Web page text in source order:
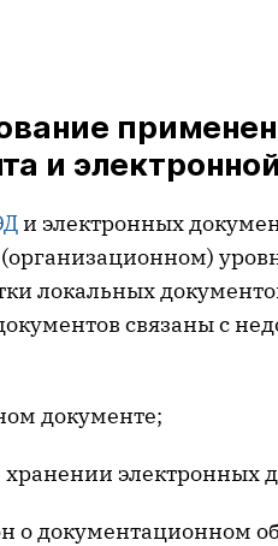
и
и электронных
локальных
связаны с
документе;
электронных
о документационном